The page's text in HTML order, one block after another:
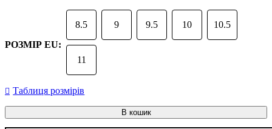
РОЗМІР EU:
8.5 9 9.5 10 10.5
11
Таблиця розмірів
В кошик